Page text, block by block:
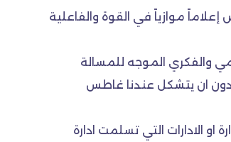
موازياً في القوة والفاعلية
والفكري الموجه للمسالة
دون ان يتشكل عندنا غاطس
او الادارات التي تسلمت ادارة